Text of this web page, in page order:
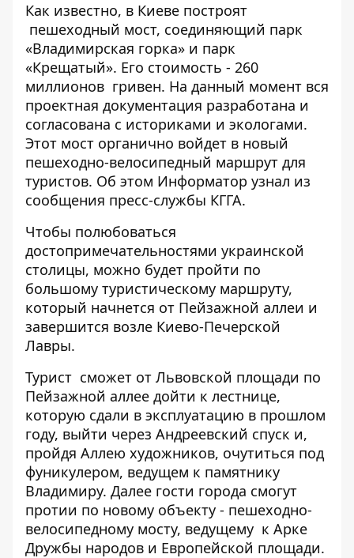
Как известно, в Киеве построят
пешеходный мост, соединяющий парк
«Владимирская горка» и парк
«Крещатый». Его стоимость - 260
миллионов гривен. На данный момент вся
проектная документация разработана и
согласована с историками и экологами.
Этот мост органично войдет в новый
пешеходно-велосипедный маршрут для
туристов. Об этом Информатор узнал из
сообщения пресс-службы КГГА.
Чтобы полюбоваться
достопримечательностями украинской
столицы, можно будет пройти по
большому туристическому маршруту,
который начнется от Пейзажной аллеи и
завершится возле Киево-Печерской
Лавры.
Турист сможет от Львовской площади по
Пейзажной аллее дойти к лестнице,
которую сдали в эксплуатацию в прошлом
году, выйти через Андреевский спуск и,
пройдя Аллею художников, очутиться под
фуникулером, ведущем к памятнику
Владимиру. Далее гости города смогут
протии по новому объекту - пешеходно-
велосипедному мосту, ведущему к Арке
Дружбы народов и Европейской площади.